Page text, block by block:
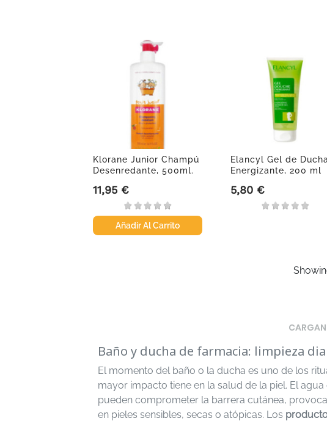
Klorane Junior Champú
Desenredante, 500ml.
Precio
11,95 €
Añadir Al Carrito
Elancyl Gel de Ducha
Energizante, 200 ml
Precio
5,80 €
Baño y ducha de farmacia: limpieza
El momento del baño o la ducha es uno de los
mayor impacto tiene en la salud de la piel. El
pueden comprometer la barrera cutánea,
en pieles sensibles, secas o atópicas. Los